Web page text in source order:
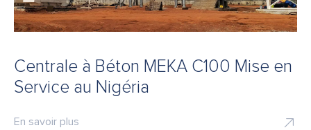
Centrale à Béton MEKA C100 Mise en
Service au Nigéria
En savoir plus